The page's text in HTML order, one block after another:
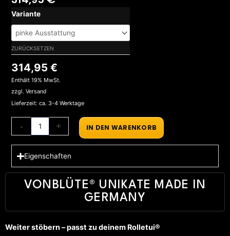
Variante
ZURÜCKSETZEN
314,95€
Enthält 19% MwSt.
zzgl.Versand
Lieferzeit: ca. 3-4 Werktage
-
Rolling
TrayDab
’n
Roll
XT
Pink
Essential
Menge
+ IN DEN WARENKORB
Eigenschaften
VONBLÜTE® UNIKATE MADE IN
GERMANY
Weiter stöbern – passt zu deinem Rolletui®